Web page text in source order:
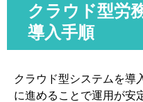
クラウド型労
導入手順
クラウド型システムを導
に進めることで運用が安